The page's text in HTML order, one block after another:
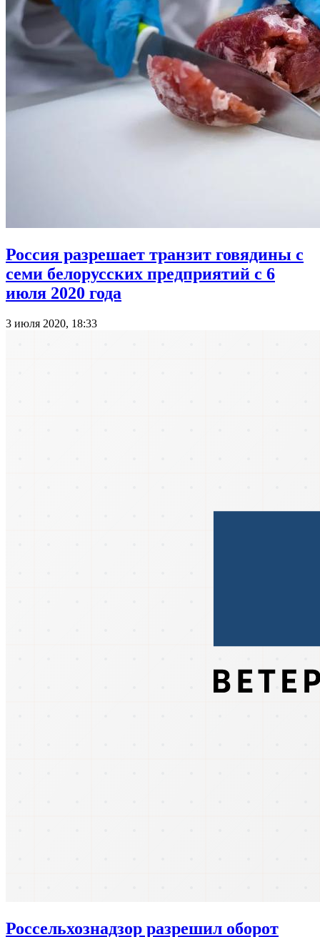
Россия разрешает транзит говядины с
семи белорусских предприятий с 6
июля 2020 года
3 июля 2020, 18:33
Россельхознадзор разрешил оборот